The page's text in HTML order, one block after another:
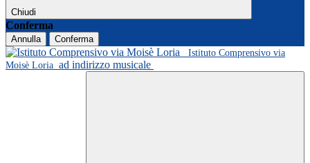
Chiudi
Conferma
Annulla
Conferma
Istituto Comprensivo via
Moisè Loria ad indirizzo musicale